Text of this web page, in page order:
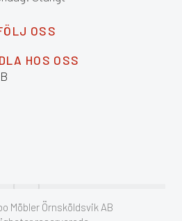
OSS
HOS OSS
Möbler Örnsköldsvik AB